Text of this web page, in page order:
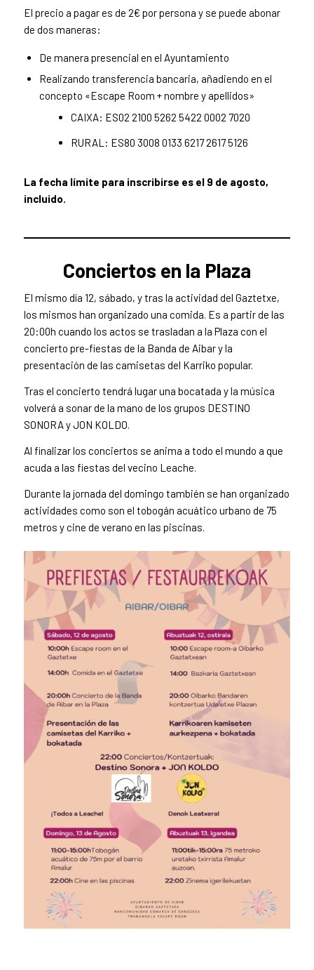
El precio a pagar es de 2€ por persona y se puede abonar
de dos maneras:
De manera presencial en el Ayuntamiento
Realizando transferencia bancaria, añadiendo en el
concepto «Escape Room + nombre y apellidos»
CAIXA: ES02 2100 5262 5422 0002 7020
RURAL: ES80 3008 0133 6217 2617 5126
La fecha límite para inscribirse es el 9 de agosto,
incluido.
Conciertos en la Plaza
El mismo día 12, sábado, y tras la actividad del Gaztetxe,
los mismos han organizado una comida. Es a partir de las
20:00h cuando los actos se trasladan a la Plaza con el
concierto pre-fiestas de la Banda de Aibar y la
presentación de las camisetas del Karriko popular.
Tras el concierto tendrá lugar una bocatada y la música
volverá a sonar de la mano de los grupos DESTINO
SONORA y JON KOLDO.
Al finalizar los conciertos se anima a todo el mundo a que
acuda a las fiestas del vecino Leache.
Durante la jornada del domingo también se han organizado
actividades como son el tobogán acuático urbano de 75
metros y cine de verano en las piscinas.